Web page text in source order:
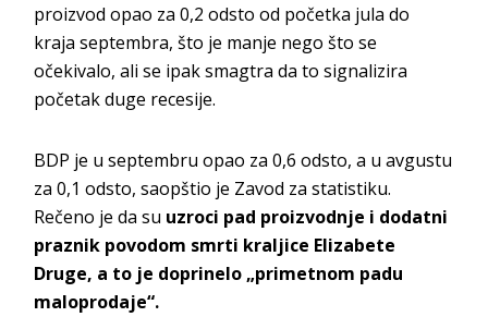
proizvod opao za 0,2 odsto od početka jula do
kraja septembra, što je manje nego što se
očekivalo, ali se ipak smagtra da to signalizira
početak duge recesije.
BDP je u septembru opao za 0,6 odsto, a u avgustu
za 0,1 odsto, saopštio je Zavod za statistiku.
Rečeno je da su uzroci pad proizvodnje i dodatni
praznik povodom smrti kraljice Elizabete
Druge, a to je doprinelo „primetnom padu
maloprodaje“.